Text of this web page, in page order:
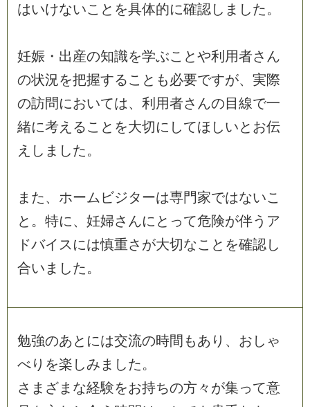
はいけないこ と を具体的に確認し ま した。
妊娠 ・ 出 産の知識を学ぶこ とや利 用者さ ん
の状況を把握するこ と も必要ですが、 実際
の訪問においては、 利 用者さ んの 目 線で一
緒に考え るこ と を大切に してほ しいと お伝
え し ま した。
ま た、 ホーム ビジターは専門家ではないこ
と 。 特に、 妊婦さ んに と って危険が伴う ア
ドバイ ス には慎重さ が大切なこ と を確認し
合い ま した。
勉強のあと には交流の時間 もあ り 、 お し ゃ
べり を楽 しみ ま した。
さ ま ざま な経験をお持ちの方々 が集って意